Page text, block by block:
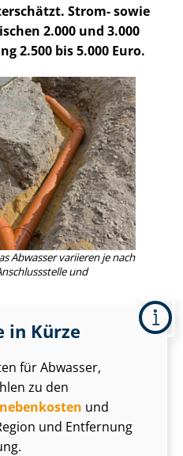
Strom- sowie
2.000 und 3.000
2.500 bis 5.000 Euro.
Abwasser variieren je nach
und
in Kürze
für Abwasser,
zu den
und
und Entfernung